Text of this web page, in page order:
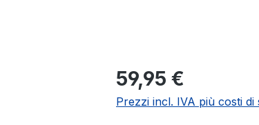
Prezzo normale:
59,95 €
Prezzi incl. IVA più costi di